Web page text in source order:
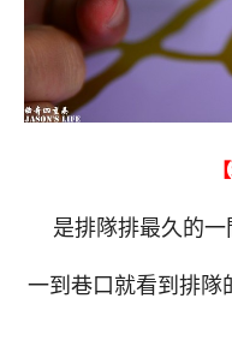
是排隊排最久的
一到巷口就看到排隊